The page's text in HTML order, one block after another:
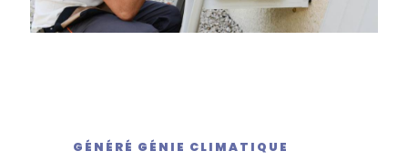
GÉNÉRÉ GÉNIE CLIMATIQUE